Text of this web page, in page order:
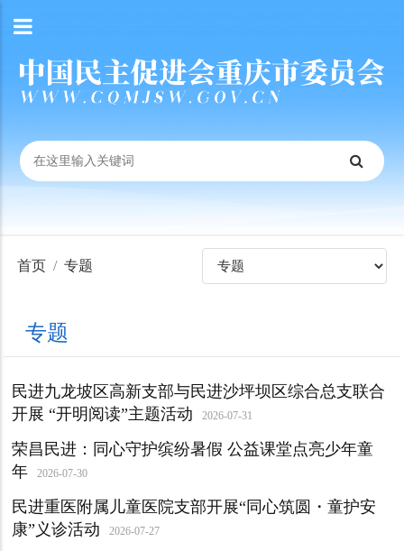
首页 专题
专题
民进九龙坡区高新支部与民进沙坪坝区综合总支联合
开展 “开明阅读”主题活动
2026-07-31
荣昌民进：同心守护缤纷暑假 公益课堂点亮少年童
年
2026-07-30
民进重医附属儿童医院支部开展“同心筑圆・童护安
康”义诊活动
2026-07-27